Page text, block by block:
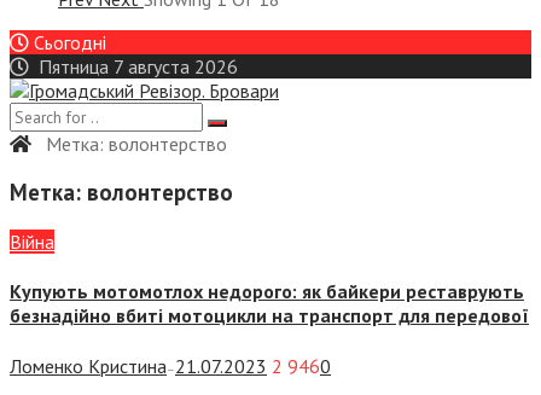
Сьогодні
Пятница 7 августа 2026
Метка: волонтерство
Метка: волонтерство
Війна
Купують мотомотлох недорого: як байкери реставрують
безнадійно вбиті мотоцикли на транспорт для передової
Ломенко Кристина — 21.07.2023 2 9460